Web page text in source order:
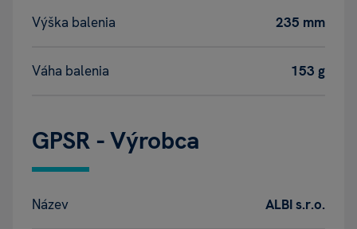
Výška balenia 235 mm
Váha balenia 153 g
GPSR - Výrobca
Název ALBI s.r.o.